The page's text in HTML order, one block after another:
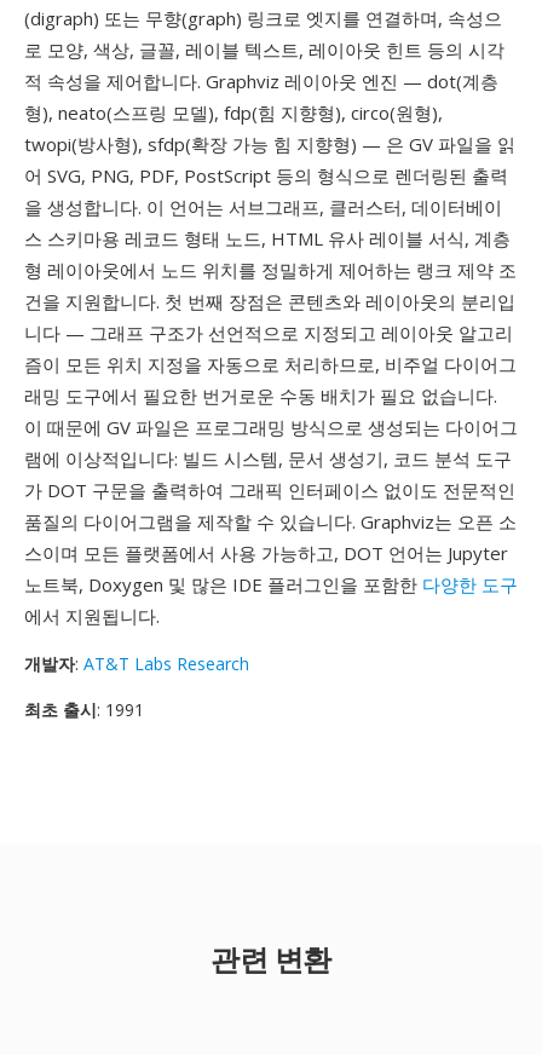
(digraph) 또는 무향(graph) 링크로 엣지를 연결하며, 속성으
로 모양, 색상, 글꼴, 레이블 텍스트, 레이아웃 힌트 등의 시각
적 속성을 제어합니다. Graphviz 레이아웃 엔진 — dot(계층
형), neato(스프링 모델), fdp(힘 지향형), circo(원형),
twopi(방사형), sfdp(확장 가능 힘 지향형) — 은 GV 파일을 읽
어 SVG, PNG, PDF, PostScript 등의 형식으로 렌더링된 출력
을 생성합니다. 이 언어는 서브그래프, 클러스터, 데이터베이
스 스키마용 레코드 형태 노드, HTML 유사 레이블 서식, 계층
형 레이아웃에서 노드 위치를 정밀하게 제어하는 랭크 제약 조
건을 지원합니다. 첫 번째 장점은 콘텐츠와 레이아웃의 분리입
니다 — 그래프 구조가 선언적으로 지정되고 레이아웃 알고리
즘이 모든 위치 지정을 자동으로 처리하므로, 비주얼 다이어그
래밍 도구에서 필요한 번거로운 수동 배치가 필요 없습니다.
이 때문에 GV 파일은 프로그래밍 방식으로 생성되는 다이어그
램에 이상적입니다: 빌드 시스템, 문서 생성기, 코드 분석 도구
가 DOT 구문을 출력하여 그래픽 인터페이스 없이도 전문적인
품질의 다이어그램을 제작할 수 있습니다. Graphviz는 오픈 소
스이며 모든 플랫폼에서 사용 가능하고, DOT 언어는 Jupyter
노트북, Doxygen 및 많은 IDE 플러그인을 포함한 다양한 도구
에서 지원됩니다.
개발자: AT&T Labs Research
최초 출시: 1991
관련 변환